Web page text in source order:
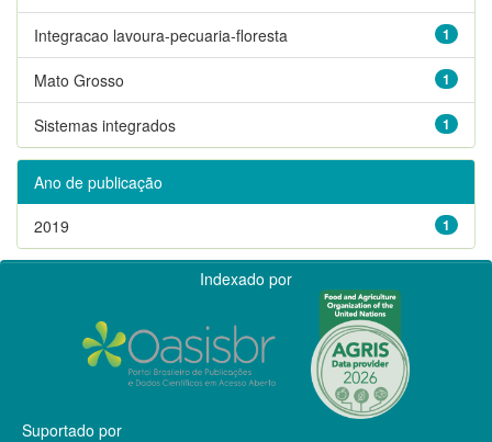
1
Integracao lavoura-pecuaria-floresta
1
Mato Grosso
1
Sistemas integrados
Ano de publicação
1
2019
Indexado por
Suportado por